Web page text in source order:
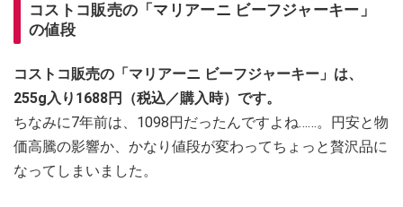
コストコ販売の「マリアーニ ビーフジャーキー」
の値段
コストコ販売の「マリアーニ ビーフジャーキー」は、
255g入り1688円（税込／購入時）です。
ちなみに7年前は、1098円だったんですよね……。円安と物
価高騰の影響か、かなり値段が変わってちょっと贅沢品に
なってしまいました。